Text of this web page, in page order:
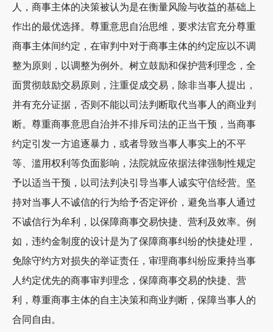
人，商事主体的决策被认为是在衡量风险与收益的基础上
作出的最优选择。尊重意思自治思维，要求法官充分尊重
商事主体间约定，在审判中对于商事主体的约定应以不调
整为原则，以调整为例外。树立鼓励和保护营利理念，全
面贯彻鼓励交易原则，注重促成交易，除非当事人提出，
并有充分证据，否则不能以司法判断取代当事人的商业判
断。尊重商事意思自治并不排斥司法的正当干预，当商事
约定引发一方追逐暴力，或者导致当事人事实上的不平
等、滥用权利等负面影响，法院就应依据法律强制性规定
予以适当干预，以司法判决引导当事人诚实守信经营。坚
持对当事人不诚信的行为给予否定评价，避免当事人通过
不诚信行为牟利，以保障商事交易快捷、营利及效率。例
如，违约金制度的设计是为了保障商事纠纷的快捷处理，
免除守约方对损失的举证责任，审理商事纠纷应秉持当事
人约定优先的商事审判理念，保障商事交易的快捷、营
利，尊重商事主体的自主决策和商业判断，保障当事人的
合同自由。